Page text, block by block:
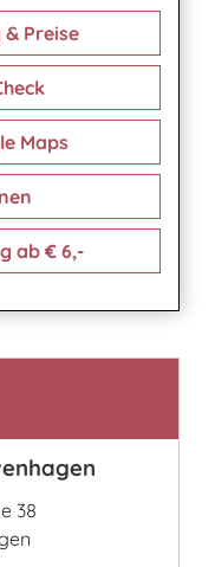
Preise
Maps
ab € 6,-
38